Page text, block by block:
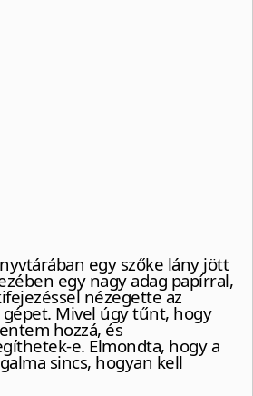
egy szőke lány jött
egy nagy adag papírral,
nézegette az
Mivel úgy tűnt, hogy
hozzá, és
e. Elmondta, hogy a
sincs, hogyan kell